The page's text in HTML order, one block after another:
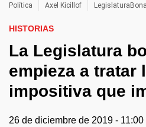
Política Axel Kicillof
HISTORIAS
La Legislatura
empieza a tratar
impositiva que
26 de diciembre de 2019 - 11:00